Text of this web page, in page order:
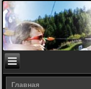
Главная